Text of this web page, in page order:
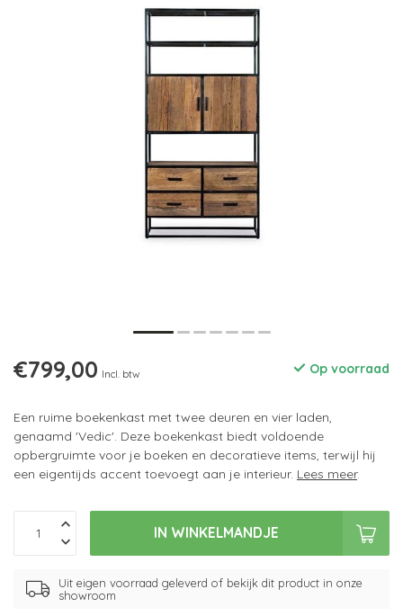
€799,00 Incl. btw Op voorraad
Een ruime boekenkast met twee deuren en vier laden,
genaamd 'Vedic'. Deze boekenkast biedt voldoende
opbergruimte voor je boeken en decoratieve items, terwijl hij
een eigentijds accent toevoegt aan je interieur. Lees meer.
IN WINKELMANDJE
Uit eigen voorraad geleverd of bekijk dit product in onze
showroom